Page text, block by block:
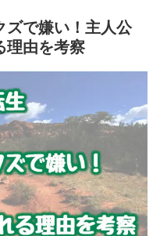
ズで嫌い！主人公
理由を考察